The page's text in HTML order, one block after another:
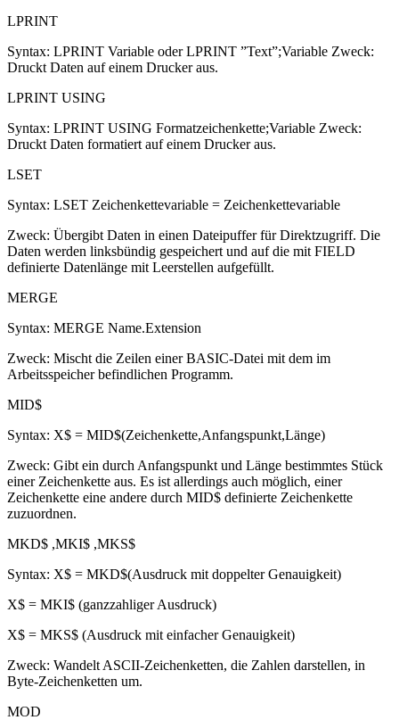
LPRINT
Syntax: LPRINT Variable oder LPRINT ”Text”;Variable Zweck:
Druckt Daten auf einem Drucker aus.
LPRINT USING
Syntax: LPRINT USING Formatzeichenkette;Variable Zweck:
Druckt Daten formatiert auf einem Drucker aus.
LSET
Syntax: LSET Zeichenkettevariable = Zeichenkettevariable
Zweck: Übergibt Daten in einen Dateipuffer für Direktzugriff. Die
Daten werden linksbündig gespeichert und auf die mit FIELD
definierte Datenlänge mit Leerstellen aufgefüllt.
MERGE
Syntax: MERGE Name.Extension
Zweck: Mischt die Zeilen einer BASIC-Datei mit dem im
Arbeitsspeicher befindlichen Programm.
MID$
Syntax: X$ = MID$(Zeichenkette,Anfangspunkt,Länge)
Zweck: Gibt ein durch Anfangspunkt und Länge bestimmtes Stück
einer Zeichenkette aus. Es ist allerdings auch möglich, einer
Zeichenkette eine andere durch MID$ definierte Zeichenkette
zuzuordnen.
MKD$ ,MKI$ ,MKS$
Syntax: X$ = MKD$(Ausdruck mit doppelter Genauigkeit)
X$ = MKI$ (ganzzahliger Ausdruck)
X$ = MKS$ (Ausdruck mit einfacher Genauigkeit)
Zweck: Wandelt ASCII-Zeichenketten, die Zahlen darstellen, in
Byte-Zeichenketten um.
MOD